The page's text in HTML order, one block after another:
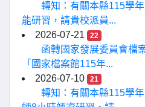
轉知：有關本縣115學
能研習，請貴校派員...
2026-07-21
22
函轉國家發展委員會檔
「國家檔案館115年...
2026-07-10
21
轉知：有關本縣115學